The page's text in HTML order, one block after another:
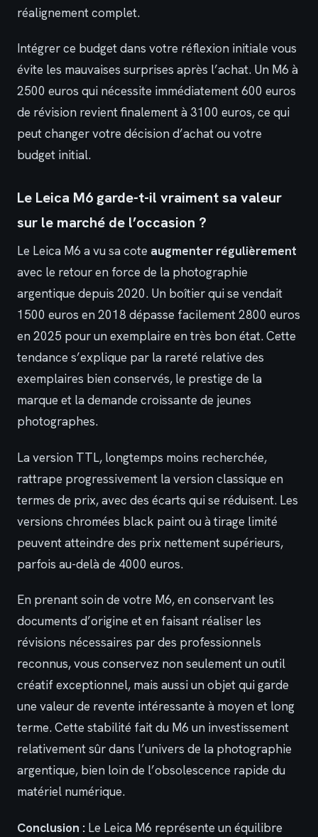
réalignement complet.
Intégrer ce budget dans votre réflexion initiale vous
évite les mauvaises surprises après l’achat. Un M6 à
2500 euros qui nécessite immédiatement 600 euros
de révision revient finalement à 3100 euros, ce qui
peut changer votre décision d’achat ou votre
budget initial.
Le Leica M6 garde-t-il vraiment sa valeur
sur le marché de l’occasion ?
Le Leica M6 a vu sa cote augmenter régulièrement
avec le retour en force de la photographie
argentique depuis 2020. Un boîtier qui se vendait
1500 euros en 2018 dépasse facilement 2800 euros
en 2025 pour un exemplaire en très bon état. Cette
tendance s’explique par la rareté relative des
exemplaires bien conservés, le prestige de la
marque et la demande croissante de jeunes
photographes.
La version TTL, longtemps moins recherchée,
rattrape progressivement la version classique en
termes de prix, avec des écarts qui se réduisent. Les
versions chromées black paint ou à tirage limité
peuvent atteindre des prix nettement supérieurs,
parfois au-delà de 4000 euros.
En prenant soin de votre M6, en conservant les
documents d’origine et en faisant réaliser les
révisions nécessaires par des professionnels
reconnus, vous conservez non seulement un outil
créatif exceptionnel, mais aussi un objet qui garde
une valeur de revente intéressante à moyen et long
terme. Cette stabilité fait du M6 un investissement
relativement sûr dans l’univers de la photographie
argentique, bien loin de l’obsolescence rapide du
matériel numérique.
Conclusion : Le Leica M6 représente un équilibre